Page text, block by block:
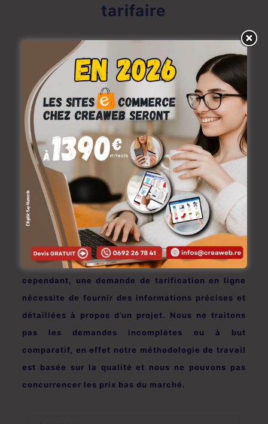
tarifaire
Le meilleur moyen d’établir une estimation
tarifaire reste une rencontre physique. vous
pouvez mieux nous expliquer votre projet, vos
objectifs, vos attentes, les fonctionnalités
souhaitées, etc.
Afin de discuter de votre projet, vous pouvez
également nous joindre par téléphone au
0693
613 615
Ou choisir votre créneau (Date/Heure)
Finalement ce formulaire est également à votre
disposition pour envoyer vos demandes,
cependant, une demande de tarification en ligne
nécessite de fournir des informations précises et
détaillées à propos d’un projet. Nous ne traitons
pas les demandes incomplètes ou à but
comparatif, en effet notre méthodologie de travail
est basée sur la qualité et nous ne pouvons pas
concurrencer les prix bas du marché.